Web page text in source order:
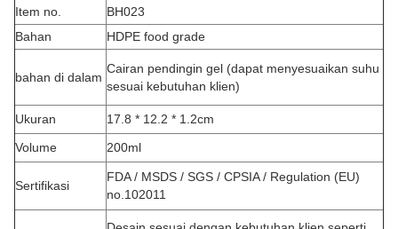
Item no.
BH023
Bahan
HDPE food grade
bahan di dalam
Cairan pendingin gel (dapat menyesuaikan suhu
sesuai kebutuhan klien)
Ukuran
17.8 * 12.2 * 1.2cm
Volume
200ml
Sertifikasi
FDA / MSDS / SGS / CPSIA / Regulation (EU)
no.102011